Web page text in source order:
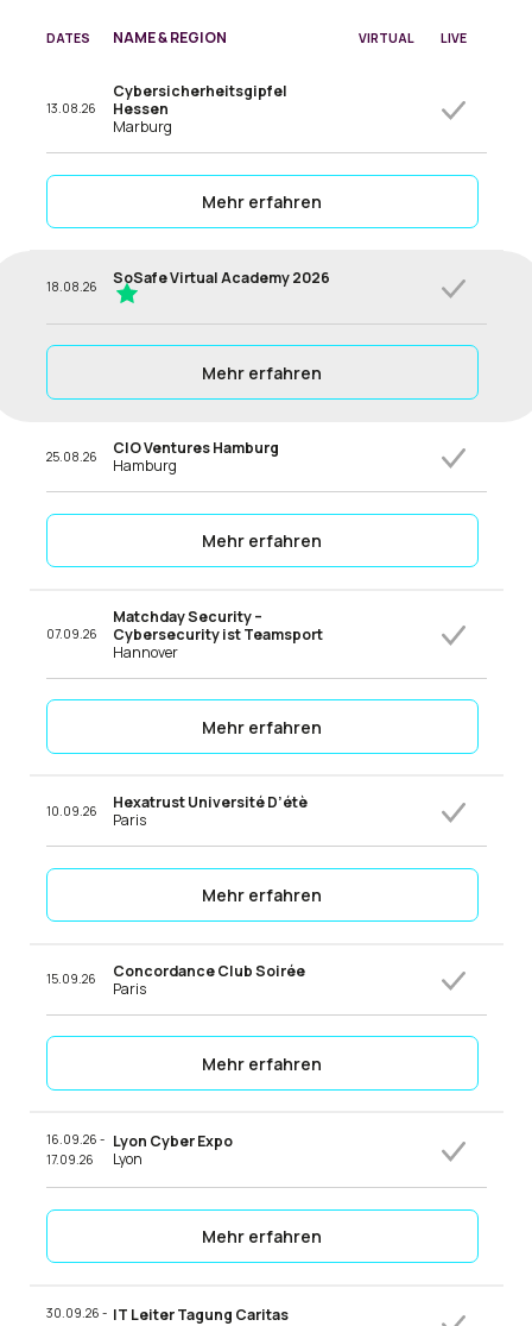
DATES NAME & REGION VIRTUAL LIVE
13.08.26
Cybersicherheitsgipfel
Hessen
Marburg
Mehr erfahren
18.08.26 SoSafe Virtual Academy 2026
Mehr erfahren
25.08.26
CIO Ventures Hamburg
Hamburg
Mehr erfahren
07.09.26
Matchday Security –
Cybersecurity ist Teamsport
Hannover
Mehr erfahren
10.09.26
Hexatrust Université D’étè
Paris
Mehr erfahren
15.09.26
Concordance Club Soirée
Paris
Mehr erfahren
16.09.26 -
17.09.26
Lyon Cyber Expo
Lyon
Mehr erfahren
30.09.26 - IT Leiter Tagung Caritas